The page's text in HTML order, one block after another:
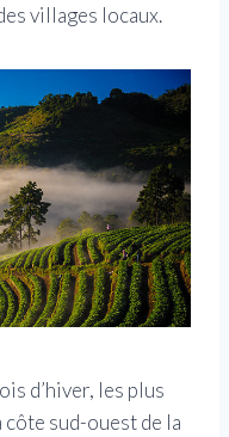
villages locaux.
d’hiver, les plus
sud-ouest de la